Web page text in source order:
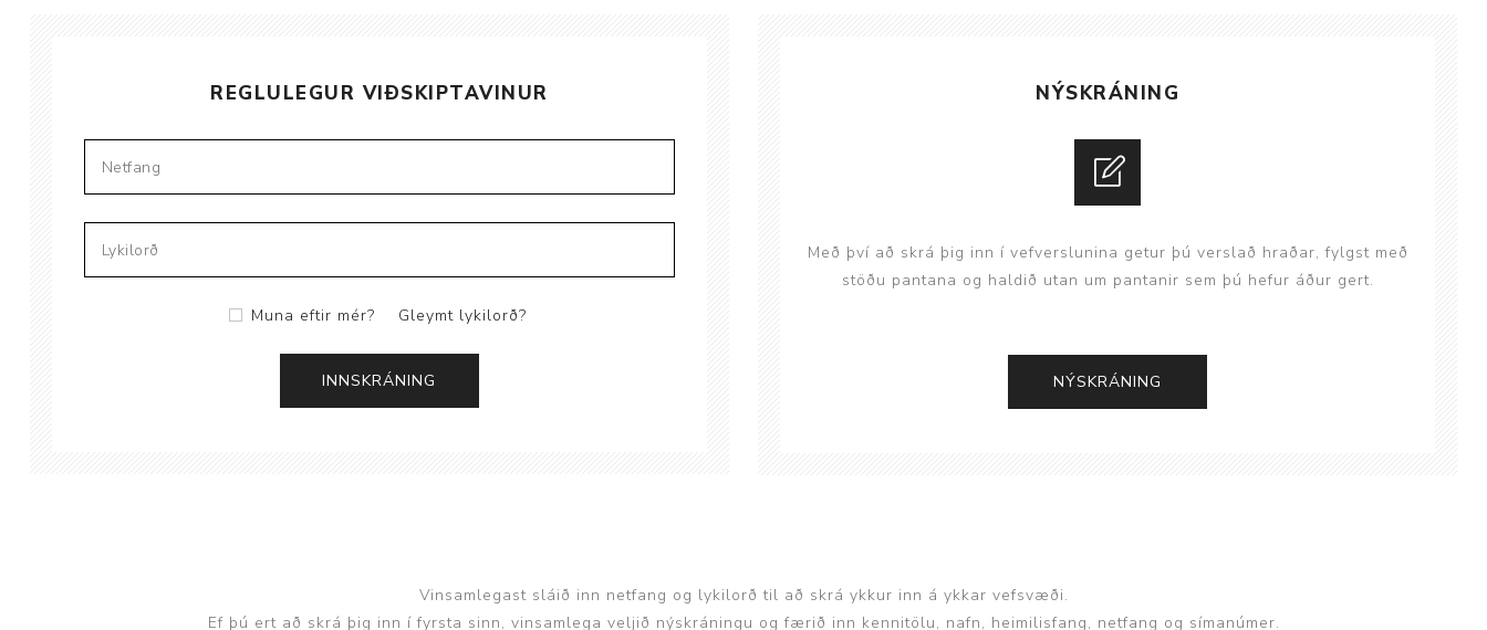
Brjóstaaðgerðir
Aukabúnaður
Innréttingar, vagnar og
borð
Rekstrarvörur
Skoðunar- og
Þrýstingsvafningar
REGLULEGUR VIÐSKIPTAVINUR
Muna eftir mér? Gleymt lykilorð?
NÝSKRÁNING
Með því að skrá þig inn í vefverslunina getur þú verslað hraðar, fylgst með
stöðu pantana og haldið utan um pantanir sem þú hefur áður gert.
Vinsamlegast sláið inn netfang og lykilorð til að skrá ykkur inn á ykkar vefsvæði.
Ef þú ert að skrá þig inn í fyrsta sinn, vinsamlega veljið nýskráningu og færið inn kennitölu, nafn, heimilisfang, netfang og símanúmer.